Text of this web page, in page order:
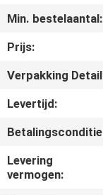
NEEM
CONTACT
ONS
OP
Min. bestelaantal:
Prijs:
Verpakking
Levertijd:
Levering
vermogen: